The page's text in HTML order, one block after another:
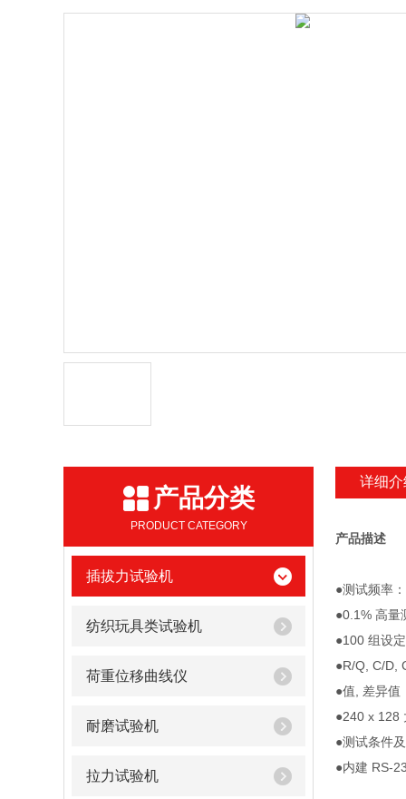
产品分类
PRODUCT CATEGORY
插拔力试验机
纺织玩具类试验机
荷重位移曲线仪
耐磨试验机
拉力试验机
详细介
产品描述
●测试频率
●0.1% 高量
●100 组设
●R/Q, C/D,
●值, 差异值
●240 x 128
●测试条件
●内建 RS-